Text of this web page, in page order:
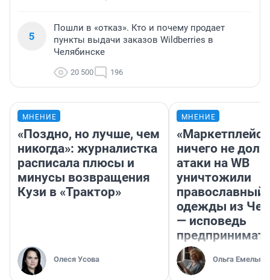
5
Пошли в «отказ». Кто и почему продает
пункты выдачи заказов Wildberries в
Челябинске
20 500 196
МНЕНИЕ
«Поздно, но лучше, чем
никогда»: журналистка
расписала плюсы и
минусы возвращения
Кузи в «Трактор»
Олеся Усова
МНЕНИЕ
«Маркетплейс
ничего не
атаки на WB
уничтожили
православный
одежды из
— исповедь
Ольга